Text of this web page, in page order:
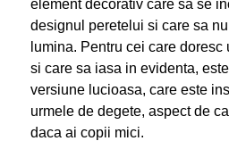
element decorativ care sa se
designul peretelui si care sa
lumina. Pentru cei care
si care sa iasa in evidenta,
versiune lucioasa, care este
urmele de degete, aspect de
daca ai copii mici.